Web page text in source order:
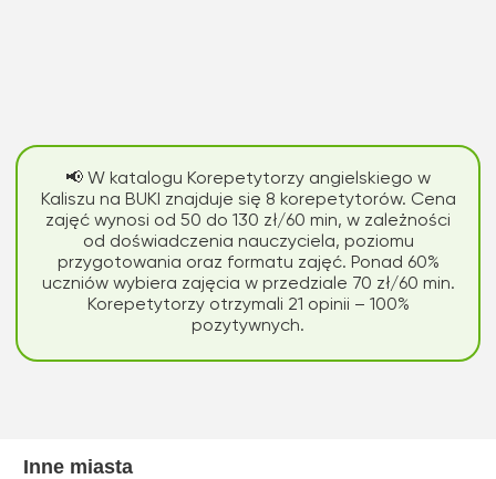
📢 W katalogu Korepetytorzy angielskiego w
Kaliszu na BUKI znajduje się 8 korepetytorów. Cena
zajęć wynosi od 50 do 130 zł/60 min, w zależności
od doświadczenia nauczyciela, poziomu
przygotowania oraz formatu zajęć. Ponad 60%
uczniów wybiera zajęcia w przedziale 70 zł/60 min.
Korepetytorzy otrzymali 21 opinii – 100%
pozytywnych.
Inne miasta